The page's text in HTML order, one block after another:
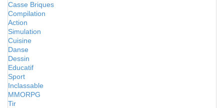
Casse Briques
Compilation
Action
Simulation
Cuisine
Danse
Dessin
Educatif
Sport
Inclassable
MMORPG
Tir